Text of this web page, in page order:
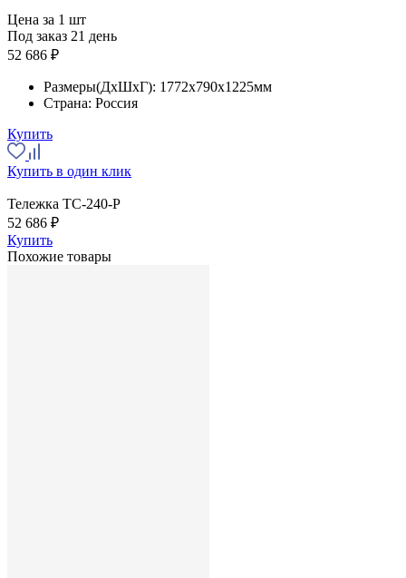
Цена за 1 шт
Под заказ 21 день
52 686 ₽
Размеры(ДхШхГ): 1772x790x1225мм
Страна: Россия
Купить
Купить в один клик
Тележка ТС-240-Р
52 686 ₽
Купить
Похожие товары